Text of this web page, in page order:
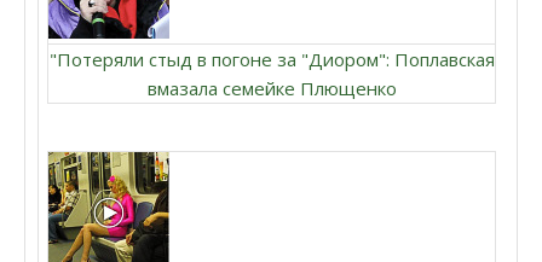
"Потеряли стыд в погоне за "Диором": Поплавская
вмазала семейке Плющенко